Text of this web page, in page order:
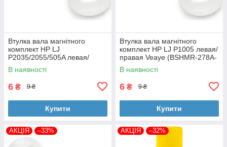
Втулка вала магнітного
комплект HP LJ
P2035/2055/505A левая/
правая Veaye (BSHMR-505A-
VE)
В наявності
6 ₴ 9 ₴
Купити
Втулка вала магнітного
комплект HP LJ P1005 левая/
правая Veaye (BSHMR-278A-
VE)
В наявності
6 ₴ 9 ₴
Купити
АКЦІЯ –33% АКЦІЯ –32%